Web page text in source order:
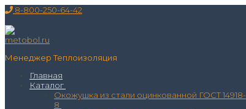
Перейти
содержимому
Меню
Закрыть
8-800-250-64-42
Менеджер Теплоизоляция
Главная
Каталог
Окожушка из стали оцинкованной ГОСТ 14918-
8